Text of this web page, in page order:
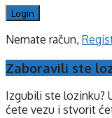
Nemate račun,
Zaboravili ste
Izgubili ste lozinku?
ćete vezu i stvorit